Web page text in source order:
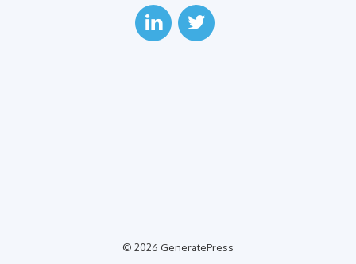
© 2026 GeneratePress